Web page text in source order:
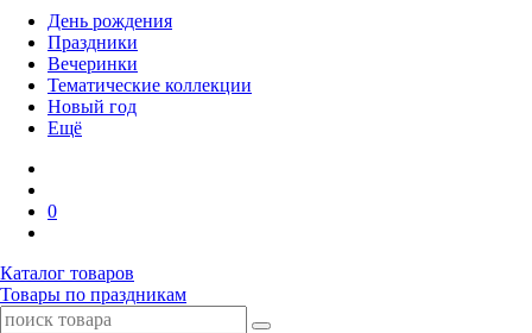
День рождения
Праздники
Вечеринки
Тематические коллекции
Новый год
Ещё
0
Каталог товаров
Товары по праздникам